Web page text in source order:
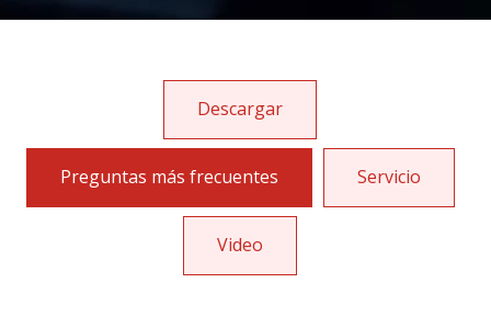
Descargar
Preguntas más frecuentes Servicio
Video